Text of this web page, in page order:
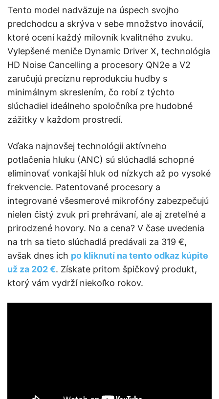
Tento model nadväzuje na úspech svojho
predchodcu a skrýva v sebe množstvo inovácií,
ktoré ocení každý milovník kvalitného zvuku.
Vylepšené meniče Dynamic Driver X, technológia
HD Noise Cancelling a procesory QN2e a V2
zaručujú precíznu reprodukciu hudby s
minimálnym skreslením, čo robí z týchto
slúchadiel ideálneho spoločníka pre hudobné
zážitky v každom prostredí.
Vďaka najnovšej technológii aktívneho
potlačenia hluku (ANC) sú slúchadlá schopné
eliminovať vonkajší hluk od nízkych až po vysoké
frekvencie. Patentované procesory a
integrované všesmerové mikrofóny zabezpečujú
nielen čistý zvuk pri prehrávaní, ale aj zreteľné a
prirodzené hovory. No a cena? V čase uvedenia
na trh sa tieto slúchadlá predávali za 319 €,
avšak dnes ich po kliknutí na tento odkaz kúpite
už za 202 €. Získate pritom špičkový produkt,
ktorý vám vydrží niekoľko rokov.